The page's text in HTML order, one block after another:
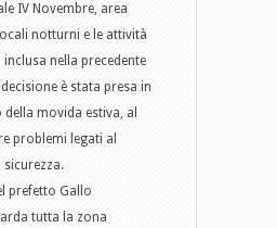
IV Novembre, area
notturni e le attività
nella precedente
è stata presa in
della movida estiva, al
problemi legati al
sicurezza.
prefetto Gallo
tutta la zona